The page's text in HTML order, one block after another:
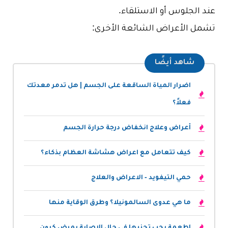
عند الجلوس أو الاستلقاء.
تشمل الأعراض الشائعة الأخرى:
شاهد أيضًا
اضرار المياة الساقعة على الجسم | هل تدمر معدتك
فعلاً؟
أعراض وعلاج انخفاض درجة حرارة الجسم
كيف تتعامل مع اعراض هشاشة العظام بذكاء؟
حمي التيفويد - الاعراض والعلاج
ما هي عدوى السالمونيلا؟ وطرق الوقاية منها